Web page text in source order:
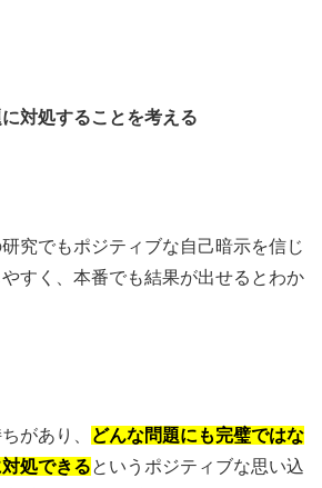
対処することを考える
究でもポジティブな自己暗示を信じ
すく、本番でも結果が出せるとわか
があり、
どんな問題にも完璧ではな
処できるというポジティブな思い込